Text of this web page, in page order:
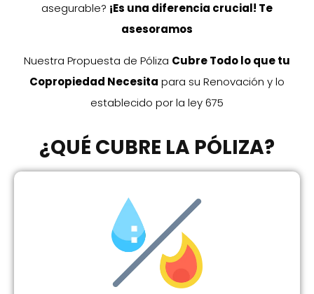
asegurable? ¡Es una diferencia crucial! Te
asesoramos
Nuestra Propuesta de Póliza Cubre Todo lo que tu
Copropiedad Necesita para su Renovación y lo
establecido por la ley 675
¿QUÉ CUBRE LA PÓLIZA?